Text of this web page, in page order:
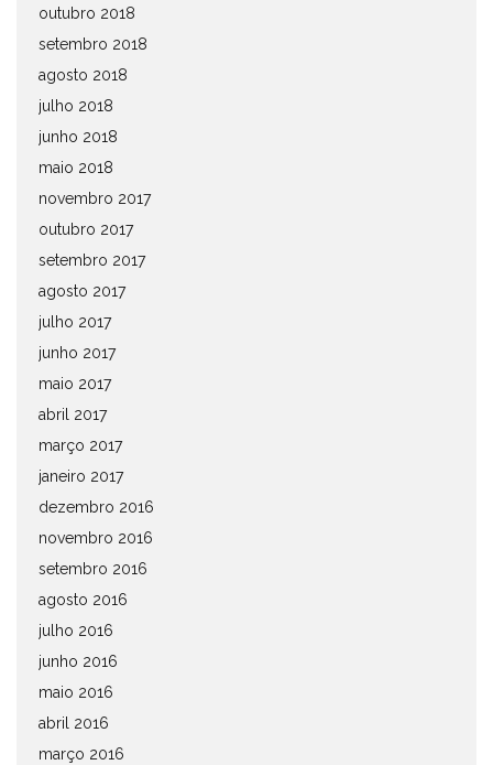
outubro 2018
setembro 2018
agosto 2018
julho 2018
junho 2018
maio 2018
novembro 2017
outubro 2017
setembro 2017
agosto 2017
julho 2017
junho 2017
maio 2017
abril 2017
março 2017
janeiro 2017
dezembro 2016
novembro 2016
setembro 2016
agosto 2016
julho 2016
junho 2016
maio 2016
abril 2016
março 2016